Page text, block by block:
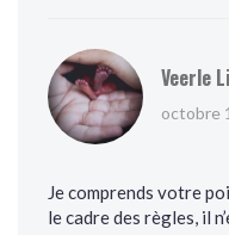
Veerle
octobre
Je comprends votre
le cadre des règles, il